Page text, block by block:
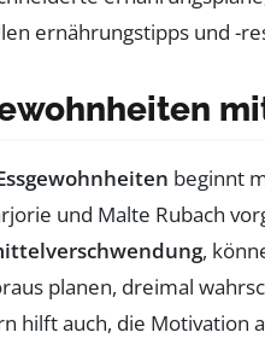
beginnt
und Malte Rubach
,
planen, dreimal
hilft auch, die Motivation